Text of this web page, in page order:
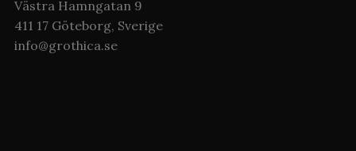
Västra Hamngatan 9
411 17 Göteborg, Sverige
info@grothica.se